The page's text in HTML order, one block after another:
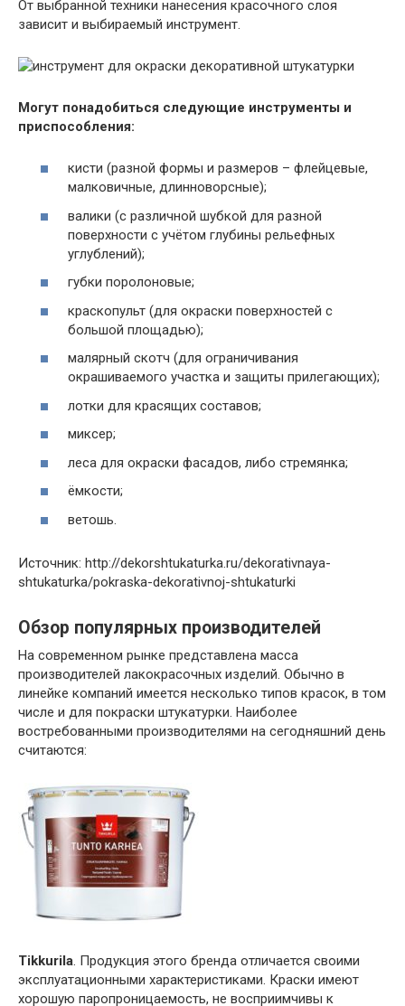
От выбранной техники нанесения красочного слоя
зависит и выбираемый инструмент.
Могут понадобиться следующие инструменты и
приспособления:
кисти (разной формы и размеров – флейцевые,
малковичные, длинноворсные);
валики (с различной шубкой для разной
поверхности с учётом глубины рельефных
углублений);
губки поролоновые;
краскопульт (для окраски поверхностей с
большой площадью);
малярный скотч (для ограничивания
окрашиваемого участка и защиты прилегающих);
лотки для красящих составов;
миксер;
леса для окраски фасадов, либо стремянка;
ёмкости;
ветошь.
Источник: http://dekorshtukaturka.ru/dekorativnaya-
shtukaturka/pokraska-dekorativnoj-shtukaturki
Обзор популярных производителей
На современном рынке представлена масса
производителей лакокрасочных изделий. Обычно в
линейке компаний имеется несколько типов красок, в том
числе и для покраски штукатурки. Наиболее
востребованными производителями на сегодняшний день
считаются:
Tikkurila. Продукция этого бренда отличается своими
эксплуатационными характеристиками. Краски имеют
хорошую паропроницаемость, не восприимчивы к